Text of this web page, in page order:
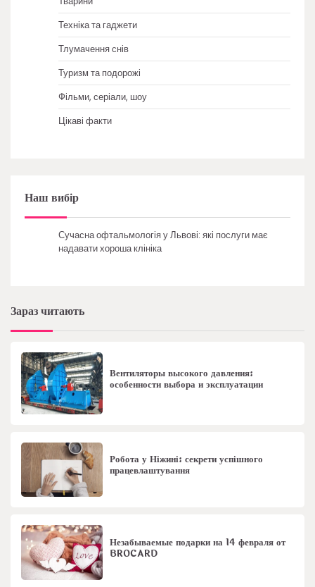
Техніка та гаджети
Тлумачення снів
Туризм та подорожі
Фільми, серіали, шоу
Цікаві факти
Наш вибір
Сучасна офтальмологія у Львові: які послуги має
надавати хороша клініка
Зараз читають
Вентиляторы высокого давления:
особенности выбора и эксплуатации
Робота у Ніжині: секрети успішного
працевлаштування
Незабываемые подарки на 14 февраля от
BROCARD